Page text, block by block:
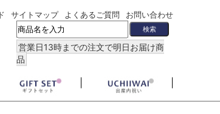
サイトマップ よくあるご質問 お問い合わせ
営業日13時までの注文で明日お届け商
品